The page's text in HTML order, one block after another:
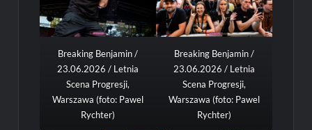
Breaking Benjamin /
23.06.2026 / Letnia
Scena Progresji,
Warszawa (foto: Pawel
Rychter)
Breaking Benjamin /
23.06.2026 / Letnia
Scena Progresji,
Warszawa (foto: Pawel
Rychter)